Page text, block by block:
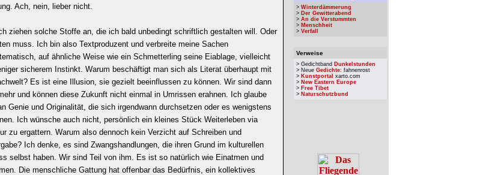
Ach, nein, lieber nicht.
ziehen solche Stoffe an, die ich bald unbedingt schriftlich gestalten will. Oder
muss. Ich bin also Textproduzent und verbreite meine Sachen
auf ähnliche Weise wie ein Schmetterling seine Eiablage, vielleicht
sicherem Instinkt. Warum beschäftigt man sich als Literat überhaupt mit
Es ist eine Illusion, sie gezielt beeinflussen zu können. Wir sind dann
und können diese Zukunft nicht einmal in Umrissen erahnen. Ich glaube
Genie und Originalität, die sich irgendwann durchsetzen oder es wenigstens
Ich wünsche auch nicht, persönlich ein kleines Stück Weiterleben via
zu ergattern. Warum also dennoch kein Verzicht auf Schreiben und
Ich denke, es sind Zwangshandlungen, die ihren Grund im kulturellen
selbst haben. Wir sind Teil von ihm. Es ist so natürlich wie Einatmen und
Die menschliche Gattung hat offenbar das Bedürfnis, ein kollektives
> Winterdämmerung
> Der Gewitterabend
> An die Verstummten
> Menschheit
> Verfall
Verweise
> Gedichtband Dunkelstunden
> Neue Gedichte: fahnenrost
> Kunstportal xarto.com
> New Eastern Europe
> Free Tibet
> Naturschutzbund